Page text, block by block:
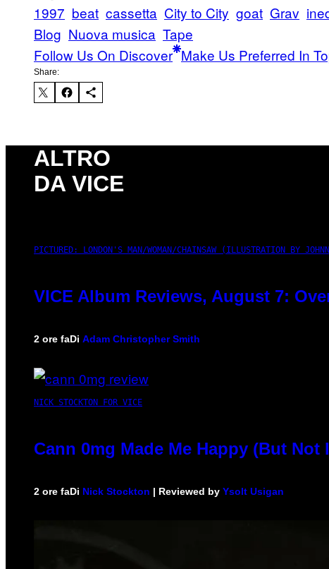
1997 beat cassetta City to City goat Grav
Blog Nuova musica Tape
Follow Us On Discover Make Us Preferred In
Share:
ALTRO
DA VICE
PICTURED: LONDON'S MAN/WOMAN/CHAINSAW (ILLUSTRATION BY
VICE Album Reviews, August 7:
2 ore faDi Adam Christopher Smith
NICK STOCKTON FOR VICE
Cann 0mg Made Me Happy (But Not
2 ore faDi Nick Stockton | Reviewed by Ysolt Usigan